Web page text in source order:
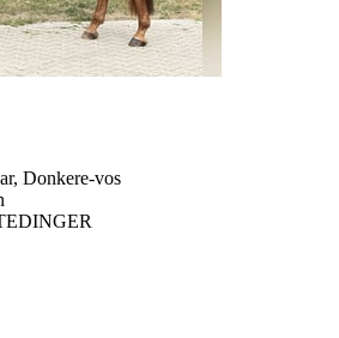
Donkere-vos